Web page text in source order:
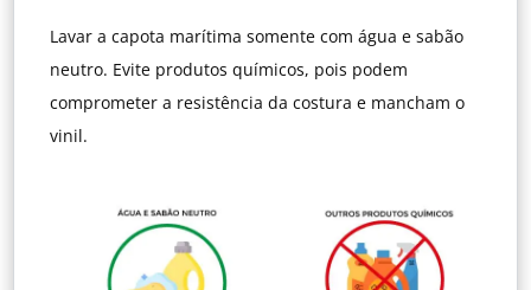
Lavar a capota marítima somente com água e sabão
neutro. Evite produtos químicos, pois podem
comprometer a resistência da costura e mancham o
vinil.